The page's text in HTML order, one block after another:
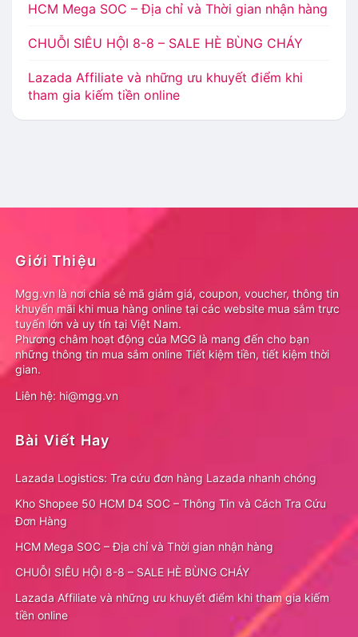
HCM Mega SOC – Địa chỉ và Thời gian nhận hàng
CHUỖI SIÊU HỘI 8-8 – SALE HÈ BÙNG CHÁY
Lazada Affiliate và những ưu khuyết điểm khi
tham gia kiếm tiền online
Giới Thiệu
Mgg.vn là nơi chia sẻ mã giảm giá, coupon, voucher, thông tin
khuyến mãi khi mua hàng online tại các website mua sắm trực
tuyến lớn và uy tín tại Việt Nam.
Phương châm hoạt động của MGG là mang đến cho bạn
những thông tin mua sắm online Tiết kiệm tiền, tiết kiệm thời
gian.
Liên hệ: hi@mgg.vn
Bài Viết Hay
Lazada Logistics: Tra cứu đơn hàng Lazada nhanh chóng
Kho Shopee 50 HCM D4 SOC – Thông Tin và Cách Tra Cứu
Đơn Hàng
HCM Mega SOC – Địa chỉ và Thời gian nhận hàng
CHUỖI SIÊU HỘI 8-8 – SALE HÈ BÙNG CHÁY
Lazada Affiliate và những ưu khuyết điểm khi tham gia kiếm
tiền online